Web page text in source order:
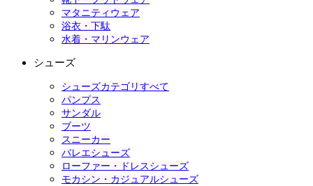
マタニティウェア
浴衣・下駄
水着・マリンウェア
シューズ
シューズカテゴリすべて
パンプス
サンダル
ブーツ
スニーカー
バレエシューズ
ローファー・ドレスシューズ
モカシン・カジュアルシューズ